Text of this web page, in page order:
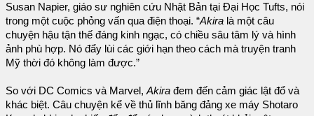
Susan Napier, giáo sư nghiên cứu Nhật Bản tại Đại Học Tufts, nói
trong một cuộc phỏng vấn qua điện thoại. “Akira là một câu
chuyện hậu tận thế đáng kinh ngạc, có chiều sâu tâm lý và hình
ảnh phù hợp. Nó đẩy lùi các giới hạn theo cách mà truyện tranh
Mỹ thời đó không làm được.”
So với DC Comics và Marvel, Akira đem đến cảm giác lật đổ và
khác biệt. Câu chuyện kể về thủ lĩnh băng đảng xe máy Shotaro